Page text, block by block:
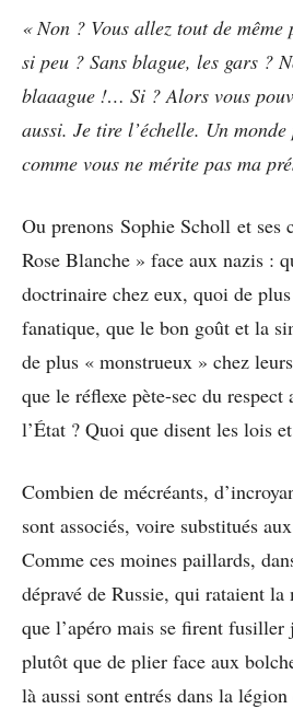
« Non ? Vous allez tout de
si peu ? Sans blague, les gars ?
blaaague !… Si ? Alors vous
aussi. Je tire l’échelle. Un
comme vous ne mérite pas ma
Ou prenons Sophie Scholl et ses
Rose Blanche » face aux nazis :
doctrinaire chez eux, quoi de
fanatique, que le bon goût et la
de plus « monstrueux » chez
que le réflexe pète-sec du respect
l’État ? Quoi que disent les lois
Combien de mécréants,
sont associés, voire substitués
Comme ces moines paillards,
dépravé de Russie, qui rataient la
que l’apéro mais se firent fusiller
plutôt que de plier face aux
là aussi sont entrés dans la